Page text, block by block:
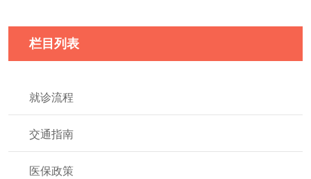
栏目列表
就诊流程
交通指南
医保政策